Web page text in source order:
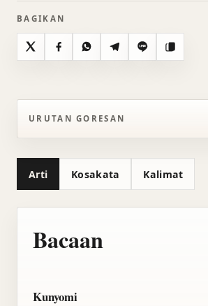
BAGIKAN
X FacebookWhatsAppTelegramLine Salin
URUTAN GORESAN
Arti Kosakata Kalimat
Bacaan
Kunyomi